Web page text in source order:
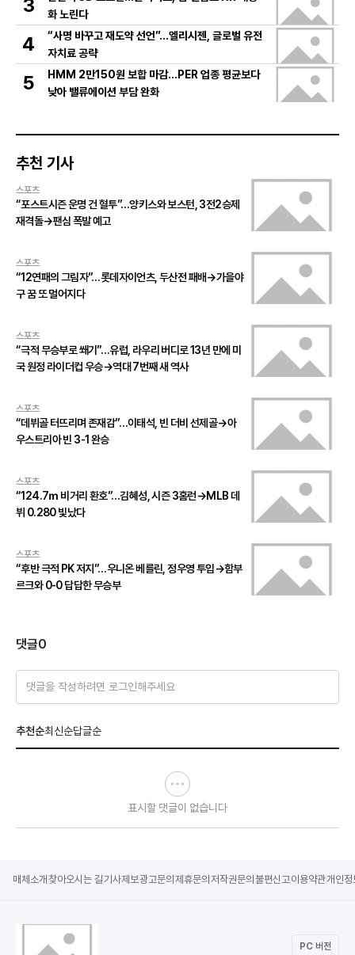
3
화 노린다
4
“사명 바꾸고 재도약 선언”…엘리시젠, 글로벌 유전
자치료 공략
5
HMM 2만150원 보합 마감…PER 업종 평균보다
낮아 밸류에이션 부담 완화
추천 기사
스포츠
“포스트시즌 운명 건 혈투”…양키스와 보스턴, 3전2승제
재격돌→팬심 폭발 예고
스포츠
“12연패의 그림자”…롯데자이언츠, 두산전 패배→가을야
구 꿈 또 멀어지다
스포츠
“극적 무승부로 쐐기”…유럽, 라우리 버디로 13년 만에 미
국 원정 라이더컵 우승→역대 7번째 새 역사
스포츠
“데뷔골 터뜨리며 존재감”…이태석, 빈 더비 선제골→아
우스트리아 빈 3-1 완승
스포츠
“124.7ｍ 비거리 환호”…김혜성, 시즌 3홈런→MLB 데
뷔 0.280 빛났다
스포츠
“후반 극적 PK 저지”…우니온 베를린, 정우영 투입→함부
르크와 0-0 답답한 무승부
댓글0
댓글을 작성하려면 로그인해주세요
추천순최신순답글순
표시할 댓글이 없습니다
매체소개 찾아오시는 길기사제보광고문의 제휴문의 저작권문의 불편신고이용약관개인정
PC 버전